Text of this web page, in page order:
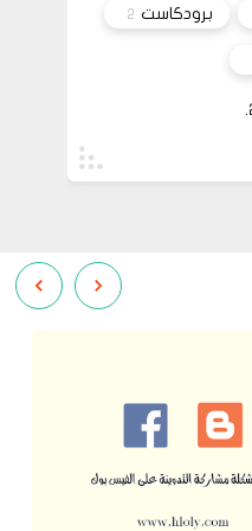
برودكاست 2